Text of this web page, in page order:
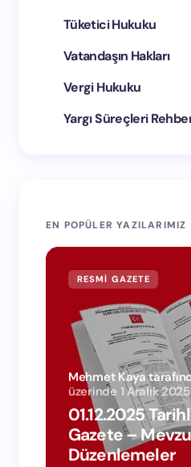
Tüketici Hukuku
Vatandaşın Hakları
Vergi Hukuku
Yargı Süreçleri
EN POPÜLER YAZILARIMIZ
RESMI GAZETE
01.12.2025
Gazete –
Düzenlemeler
Mehmet Kaya
üzerinde 1 Aralık 2025